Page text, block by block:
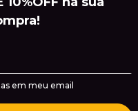
em meu email